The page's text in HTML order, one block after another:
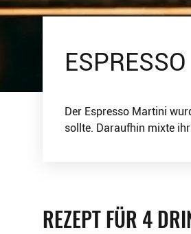
Der Espresso Martini
sollte. Daraufhin mixte
REZEPT FÜR 4